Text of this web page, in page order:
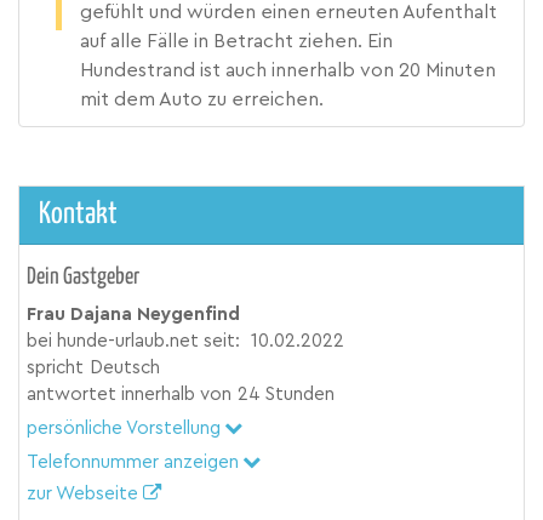
gefühlt und würden einen erneuten Aufenthalt
auf alle Fälle in Betracht ziehen. Ein
Hundestrand ist auch innerhalb von 20 Minuten
mit dem Auto zu erreichen.
Kontakt
Dein Gastgeber
Frau Dajana Neygenfind
bei hunde-urlaub.net seit:
10.02.2022
spricht Deutsch
antwortet innerhalb von 24 Stunden
persönliche Vorstellung
Telefonnummer anzeigen
zur Webseite